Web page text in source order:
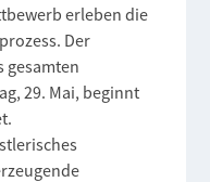
erleben die
Der
gesamten
29. Mai, beginnt